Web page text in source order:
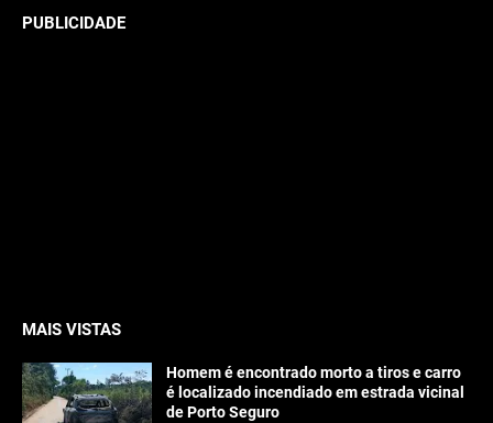
PUBLICIDADE
MAIS VISTAS
Homem é encontrado morto a tiros e carro
é localizado incendiado em estrada vicinal
de Porto Seguro